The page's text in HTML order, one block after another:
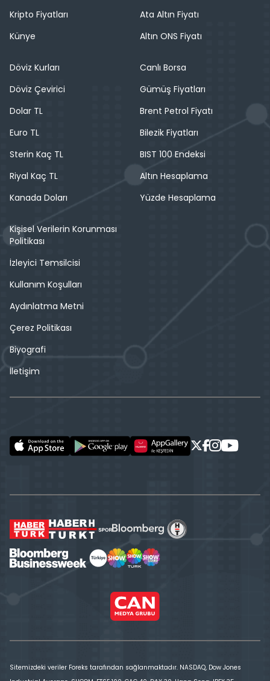
Kripto Fiyatları
Künye
Ata Altın Fiyatı
Altın ONS Fiyatı
Döviz Kurları
Döviz Çevirici
Dolar TL
Euro TL
Sterin Kaç TL
Riyal Kaç TL
Kanada Doları
Canlı Borsa
Gümüş Fiyatları
Brent Petrol Fiyatı
Bilezik Fiyatları
BIST 100 Endeksi
Altın Hesaplama
Yüzde Hesaplama
Kişisel Verilerin Korunması
Politikası
İzleyici Temsilcisi
Kullanım Koşulları
Aydınlatma Metni
Çerez Politikası
Biyografi
İletişim
Sitemizdeki veriler Foreks tarafından sağlanmaktadır. NASDAQ, Dow Jones